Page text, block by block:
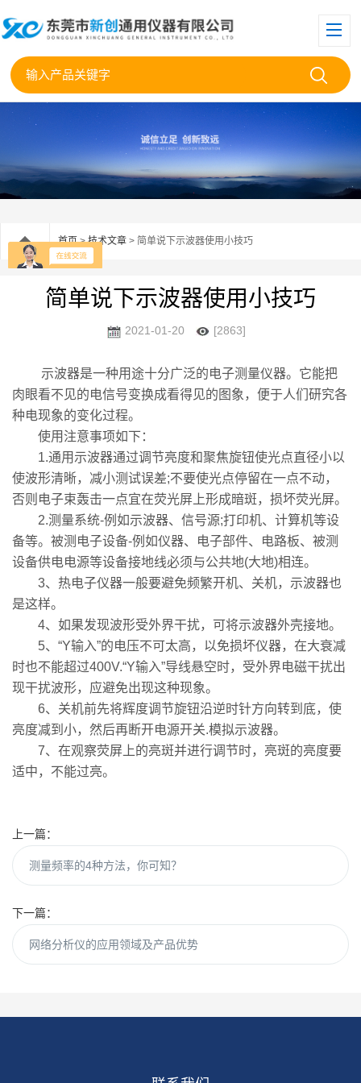
首页>技术文章 > 简单说下示波器使用小技巧
简单说下示波器使用小技巧
2021-01-20 [2863]
示波器是一种用途十分广泛的电子测量仪器。它能把
肉眼看不见的电信号变换成看得见的图象，便于人们研究各
种电现象的变化过程。
使用注意事项如下：
1.通用示波器通过调节亮度和聚焦旋钮使光点直径小以
使波形清晰，减小测试误差;不要使光点停留在一点不动，
否则电子束轰击一点宜在荧光屏上形成暗斑，损坏荧光屏。
2.测量系统-例如示波器、信号源;打印机、计算机等设
备等。被测电子设备-例如仪器、电子部件、电路板、被测
设备供电电源等设备接地线必须与公共地(大地)相连。
3、热电子仪器一般要避免频繁开机、关机，示波器也
是这样。
4、如果发现波形受外界干扰，可将示波器外壳接地。
5、“Y输入”的电压不可太高，以免损坏仪器，在大衰减
时也不能超过400V.“Y输入”导线悬空时，受外界电磁干扰出
现干扰波形，应避免出现这种现象。
6、关机前先将辉度调节旋钮沿逆时针方向转到底，使
亮度减到小，然后再断开电源开关.模拟示波器。
7、在观察荧屏上的亮斑并进行调节时，亮斑的亮度要
适中，不能过亮。
上一篇：
测量频率的4种方法，你可知？
下一篇：
网络分析仪的应用领域及产品优势